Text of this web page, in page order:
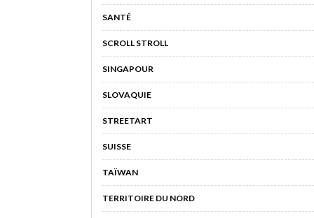
SANTÉ
SCROLL STROLL
SINGAPOUR
SLOVAQUIE
STREETART
SUISSE
TAÏWAN
TERRITOIRE DU NORD